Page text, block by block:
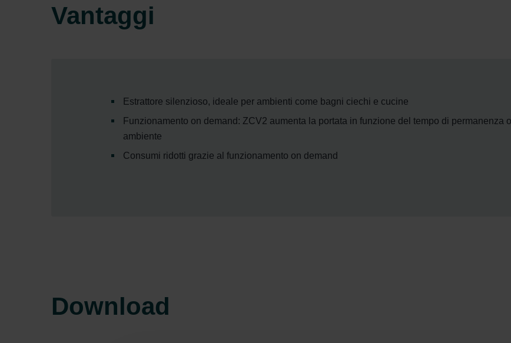
Vantaggi
Estrattore silenzioso, ideale per ambienti come bagni ciechi e cucine
Funzionamento on demand: ZCV2 aumenta la portata in funzione del tempo di permanenza
ambiente
Consumi ridotti grazie al funzionamento on demand
Download